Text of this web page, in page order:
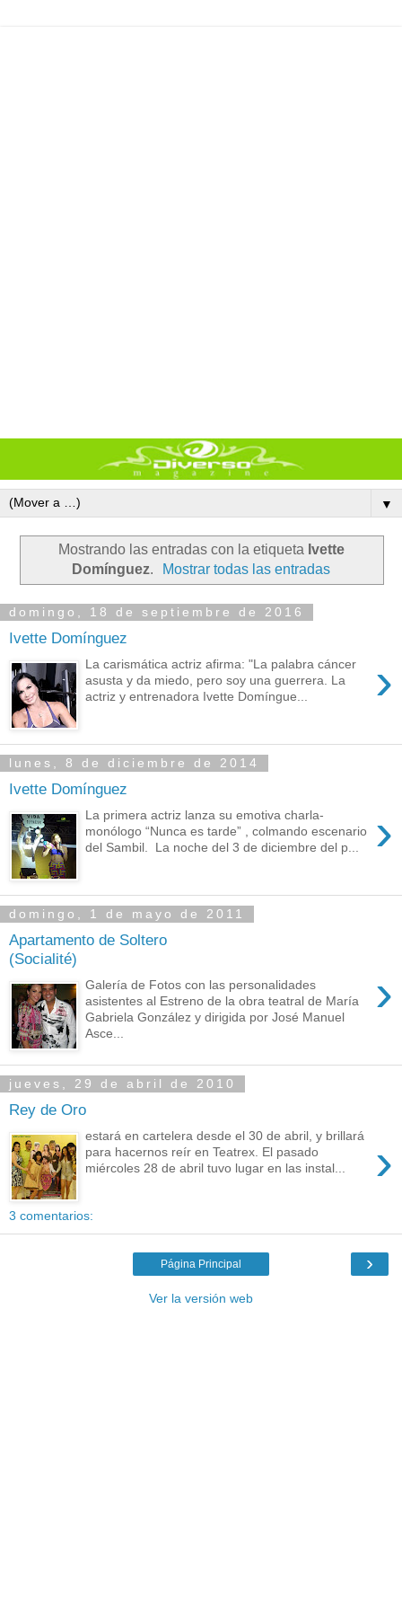
▼
Mostrando las entradas con la etiqueta Ivette
Domínguez. Mostrar todas las entradas
domingo, 18 de septiembre de 2016
Ivette Domínguez
›
La carismática actriz afirma: "La palabra cáncer
asusta y da miedo, pero soy una guerrera. La
actriz y entrenadora Ivette Domíngue...
lunes, 8 de diciembre de 2014
Ivette Domínguez
›
La primera actriz lanza su emotiva charla-
monólogo “Nunca es tarde” , colmando escenario
del Sambil. La noche del 3 de diciembre del p...
domingo, 1 de mayo de 2011
Apartamento de Soltero
(Socialité)
›
Galería de Fotos con las personalidades
asistentes al Estreno de la obra teatral de María
Gabriela González y dirigida por José Manuel
Asce...
jueves, 29 de abril de 2010
Rey de Oro
›
estará en cartelera desde el 30 de abril, y brillará
para hacernos reír en Teatrex. El pasado
miércoles 28 de abril tuvo lugar en las instal...
3 comentarios:
›
Página Principal
Ver la versión web